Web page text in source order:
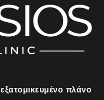
εξατομικευμένο πλάνο